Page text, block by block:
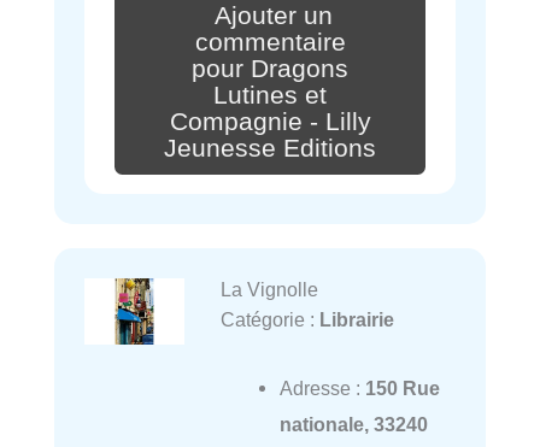
Ajouter un
commentaire
pour Dragons
Lutines et
Compagnie - Lilly
Jeunesse Editions
La Vignolle
Catégorie : Librairie
Adresse : 150 Rue
nationale, 33240